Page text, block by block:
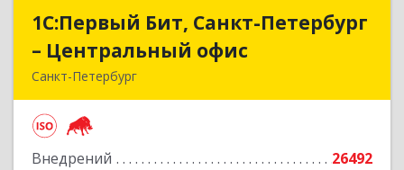
1С:Первый Бит, Санкт-Петербург
– Центральный офис
Санкт-Петербург
Внедрений
26492
1С:Первый Бит, Санкт-Петербург
– Центральный офис